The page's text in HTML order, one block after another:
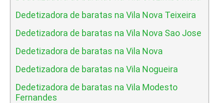
Dedetizadora de baratas na Vila Nova Teixeira
Dedetizadora de baratas na Vila Nova Sao Jose
Dedetizadora de baratas na Vila Nova
Dedetizadora de baratas na Vila Nogueira
Dedetizadora de baratas na Vila Modesto
Fernandes